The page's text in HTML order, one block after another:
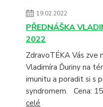
19.02.2022
PŘEDNÁŠKA
2022
ZdravoTÉKA Vás zve
Vladimíra Ďuriny na
imunitu a poradit si s
syndromem. Cena:
celé